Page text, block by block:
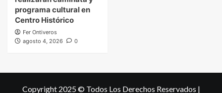
programa cultural en
Centro Histórico
Fer Ontiveros
agosto 4, 2026
0
Copyright 2025 © Todos Los Derechos Reservados |